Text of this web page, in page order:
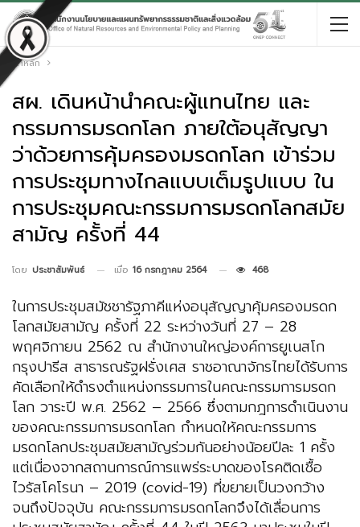
หน้าหลัก
สผ. เดินหน้านำคณะผู้แทนไทย และ
กรรมการมรดกโลก ภายใต้อนุสัญญา
ว่าด้วยการคุ้มครองมรดกโลก เข้าร่วม
การประชุมทางไกลแบบเต็มรูปแบบ ใน
การประชุมคณะกรรมการมรดกโลกสมัย
สามัญ ครั้งที่ 44
โดย ประชาสัมพันธ์ เมื่อ 16 กรกฎาคม 2564 468
ในการประชุมสมัชชารัฐภาคีแห่งอนุสัญญาคุ้มครองมรดก
โลกสมัยสามัญ ครั้งที่ 22 ระหว่างวันที่ 27 – 28
พฤศจิกายน 2562 ณ สำนักงานใหญ่องค์การยูเนสโก
กรุงปารีส สาธารณรัฐฝรั่งเศส ราชอาณาจักรไทยได้รับการ
คัดเลือกให้ดำรงตำแหน่งกรรมการในคณะกรรมการมรดก
โลก วาระปี พ.ศ. 2562 – 2566 ซึ่งตามกฎการดำเนินงาน
ของคณะกรรมการมรดกโลก กำหนดให้คณะกรรมการ
มรดกโลกประชุมสมัยสามัญร่วมกันอย่างน้อยปีละ 1 ครั้ง
แต่เนื่องจากสถานการณ์การแพร่ระบาดของโรคติดเชื้อ
ไวรัสโคโรนา – 2019 (covid-19) ที่ขยายเป็นวงกว้าง
จนถึงปัจจุบัน คณะกรรมการมรดกโลกจึงได้เลื่อนการ